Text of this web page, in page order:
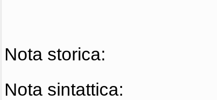
Nota storica:
Nota sintattica: